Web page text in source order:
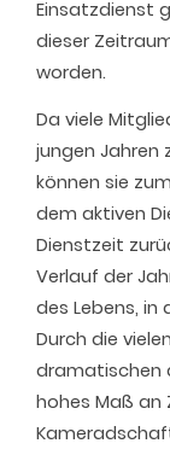
Einsatzdienst
dieser
worden.
Da viele
jungen Jahren
können sie
dem aktiven
Dienstzeit
Verlauf der
des Lebens, in
Durch die
dramatischen
hohes Maß an